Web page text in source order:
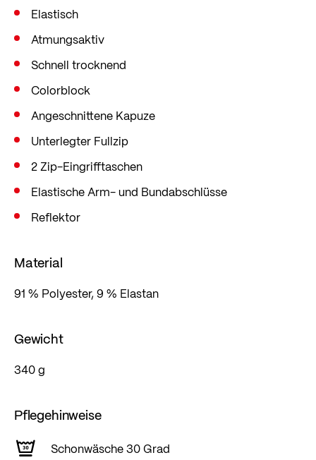
Elastisch
Atmungsaktiv
Schnell trocknend
Colorblock
Angeschnittene Kapuze
Unterlegter Fullzip
2 Zip-Eingrifftaschen
Elastische Arm- und Bundabschlüsse
Reflektor
Material
91 % Polyester, 9 % Elastan
Gewicht
340 g
Pflegehinweise
Schonwäsche 30 Grad